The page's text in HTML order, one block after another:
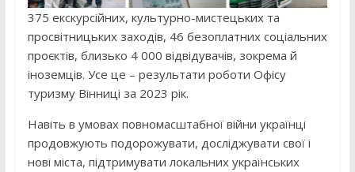
375 екскурсійних, культурно-мистецьких та
просвітницьких заходів, 46 безоплатних соціальних
проєктів, близько 4 000 відвідувачів, зокрема й
іноземців. Усе це – результати роботи Офісу
туризму Вінниці за 2023 рік.
Навіть в умовах повномасштабної війни українці
продовжують подорожувати, досліджувати свої і
нові міста, підтримувати локальних українських